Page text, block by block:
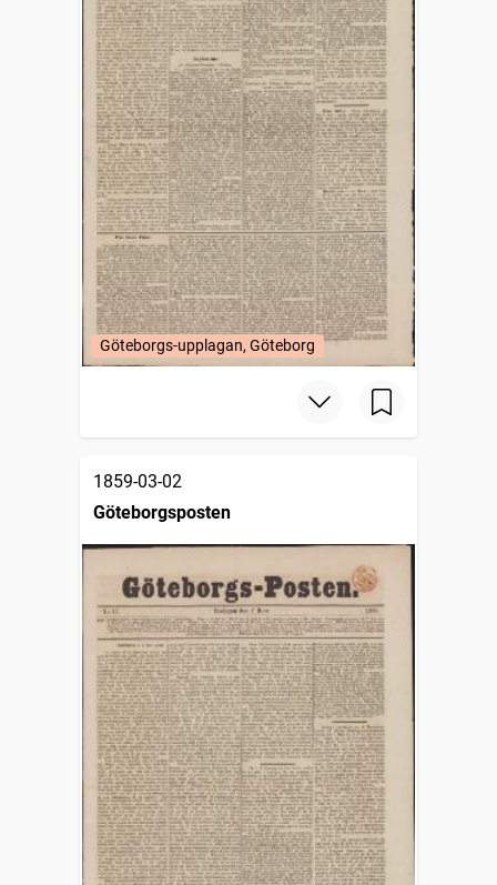
Göteborgs-upplagan, Göteborg
1859-03-02
Göteborgsposten